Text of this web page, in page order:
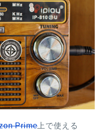
Prime上で使える